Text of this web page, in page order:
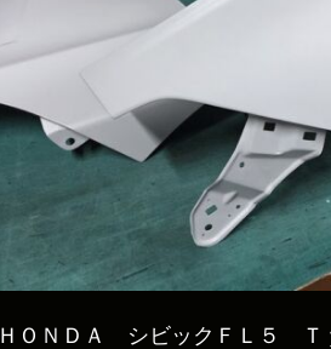
ＨＯＮＤＡ シビックＦＬ５ Ｔ